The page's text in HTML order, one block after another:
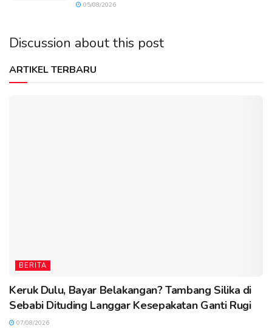
05/08/2026
Discussion about this post
ARTIKEL TERBARU
BERITA
Keruk Dulu, Bayar Belakangan? Tambang Silika di
Sebabi Dituding Langgar Kesepakatan Ganti Rugi
07/08/2026